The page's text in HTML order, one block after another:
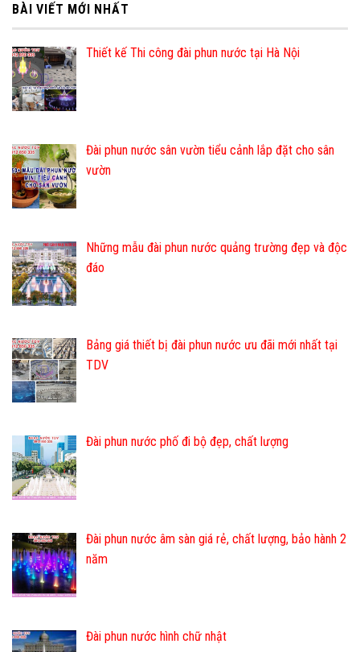
BÀI VIẾT MỚI NHẤT
Thiết kế Thi công đài phun nước tại Hà Nội
Đài phun nước sân vườn tiểu cảnh lắp đặt cho sân
vườn
Những mẫu đài phun nước quảng trường đẹp và độc
đáo
Bảng giá thiết bị đài phun nước ưu đãi mới nhất tại
TDV
Đài phun nước phố đi bộ đẹp, chất lượng
Đài phun nước âm sàn giá rẻ, chất lượng, bảo hành 2
năm
Đài phun nước hình chữ nhật